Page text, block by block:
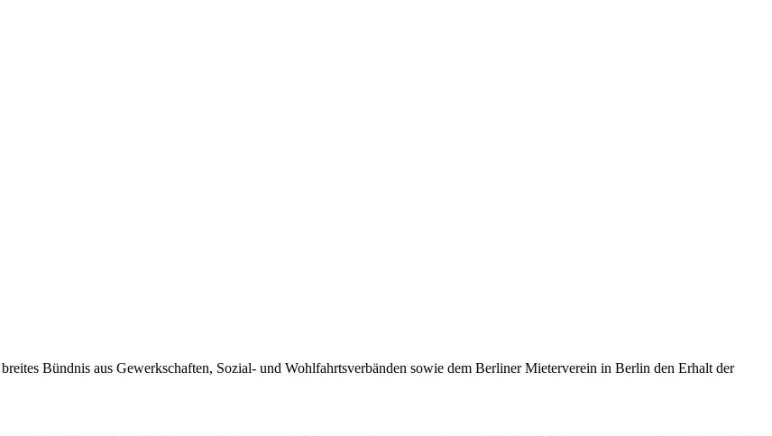
Bündnis aus Gewerkschaften, Sozial- und Wohlfahrtsverbänden sowie dem Berliner Mieterverein in Berlin den Erhalt der